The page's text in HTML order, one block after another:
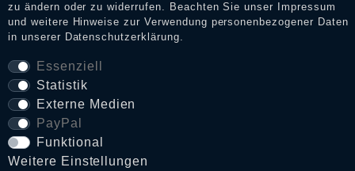
AGB
Widerrufs­recht
VERTRAG WIDERRUFEN
zu ändern oder zu widerrufen. Beachten Sie unser
Impressum
und weitere Hinweise zur Verwendung personenbezogener Daten
in unserer Daten­schutz­erklärung.
Essenziell
Statistik
Externe Medien
PayPal
Funktional
Weitere Einstellungen